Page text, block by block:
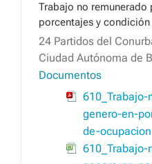
Trabajo no remunerado
porcentajes y
24 Partidos del
Ciudad Autónoma de
Documentos
genero-en-
de-